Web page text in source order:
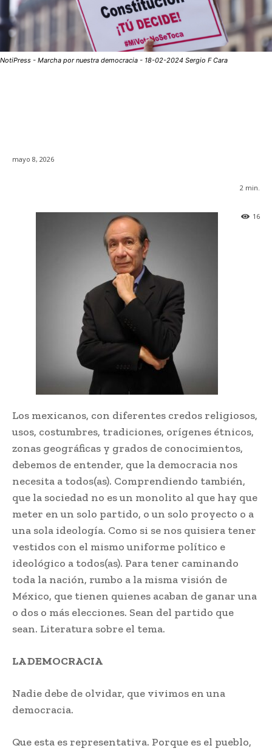
NotiPress - Marcha por nuestra democracia - 18-02-2024 Sergio F Cara
mayo 8, 2026
2 min.
16
Los mexicanos, con diferentes credos religiosos,
usos, costumbres, tradiciones, orígenes étnicos,
zonas geográficas y grados de conocimientos,
debemos de entender, que la democracia nos
necesita a todos(as). Comprendiendo también,
que la sociedad no es un monolito al que hay que
meter en un solo partido, o un solo proyecto o a
una sola ideología. Como si se nos quisiera tener
vestidos con el mismo uniforme político e
ideológico a todos(as). Para tener caminando
toda la nación, rumbo a la misma visión de
México, que tienen quienes acaban de ganar una
o dos o más elecciones. Sean del partido que
sean. Literatura sobre el tema.
LA DEMOCRACIA
Nadie debe de olvidar, que vivimos en una
democracia.
Que esta es representativa. Porque es el pueblo,